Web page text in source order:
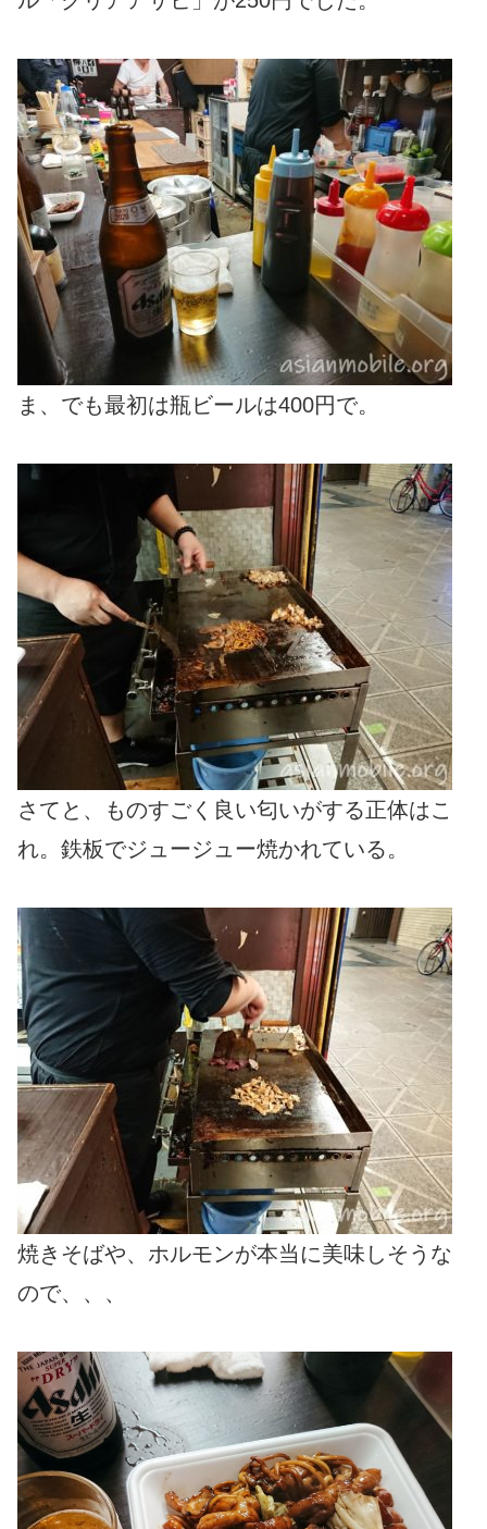
ま、でも最初は瓶ビールは400円で。
さてと、ものすごく良い匂いがする正体はこ
れ。鉄板でジュージュー焼かれている。
焼きそばや、ホルモンが本当に美味しそうな
ので、、、